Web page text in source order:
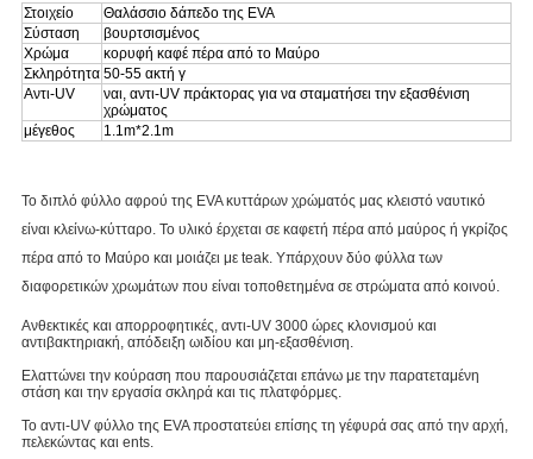
Στοιχείο
Θαλάσσιο δάπεδο της EVA
Σύσταση
βουρτσισμένος
Χρώμα
κορυφή καφέ πέρα από το Μαύρο
Σκληρότητα 50-55 ακτή γ
Αντι-UV
ναι, αντι-UV πράκτορας για να σταματήσει την εξασθένιση
χρώματος
μέγεθος
1.1m*2.1m
Το διπλό φύλλο αφρού της EVA κυττάρων χρώματός μας κλειστό ναυτικό
είναι κλείνω-κύτταρο. Το υλικό έρχεται σε καφετή πέρα από μαύρος ή γκρίζος
πέρα από το Μαύρο και μοιάζει με teak. Υπάρχουν δύο φύλλα των
διαφορετικών χρωμάτων που είναι τοποθετημένα σε στρώματα από κοινού.
Ανθεκτικές και απορροφητικές, αντι-UV 3000 ώρες κλονισμού και
αντιβακτηριακή, απόδειξη ωιδίου και μη-εξασθένιση.
Ελαττώνει την κούραση που παρουσιάζεται επάνω με την παρατεταμένη
στάση και την εργασία σκληρά και τις πλατφόρμες.
Το αντι-UV φύλλο της EVA προστατεύει επίσης τη γέφυρά σας από την αρχή,
πελεκώντας και ents.